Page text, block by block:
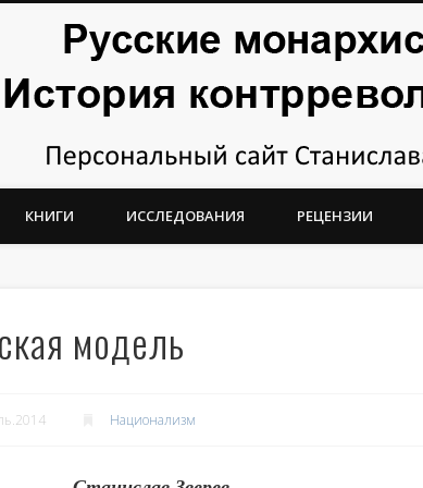
контрреволюции
КНИГИ ИССЛЕДОВАНИЯ РЕЦЕНЗИИ
модель
Национализм